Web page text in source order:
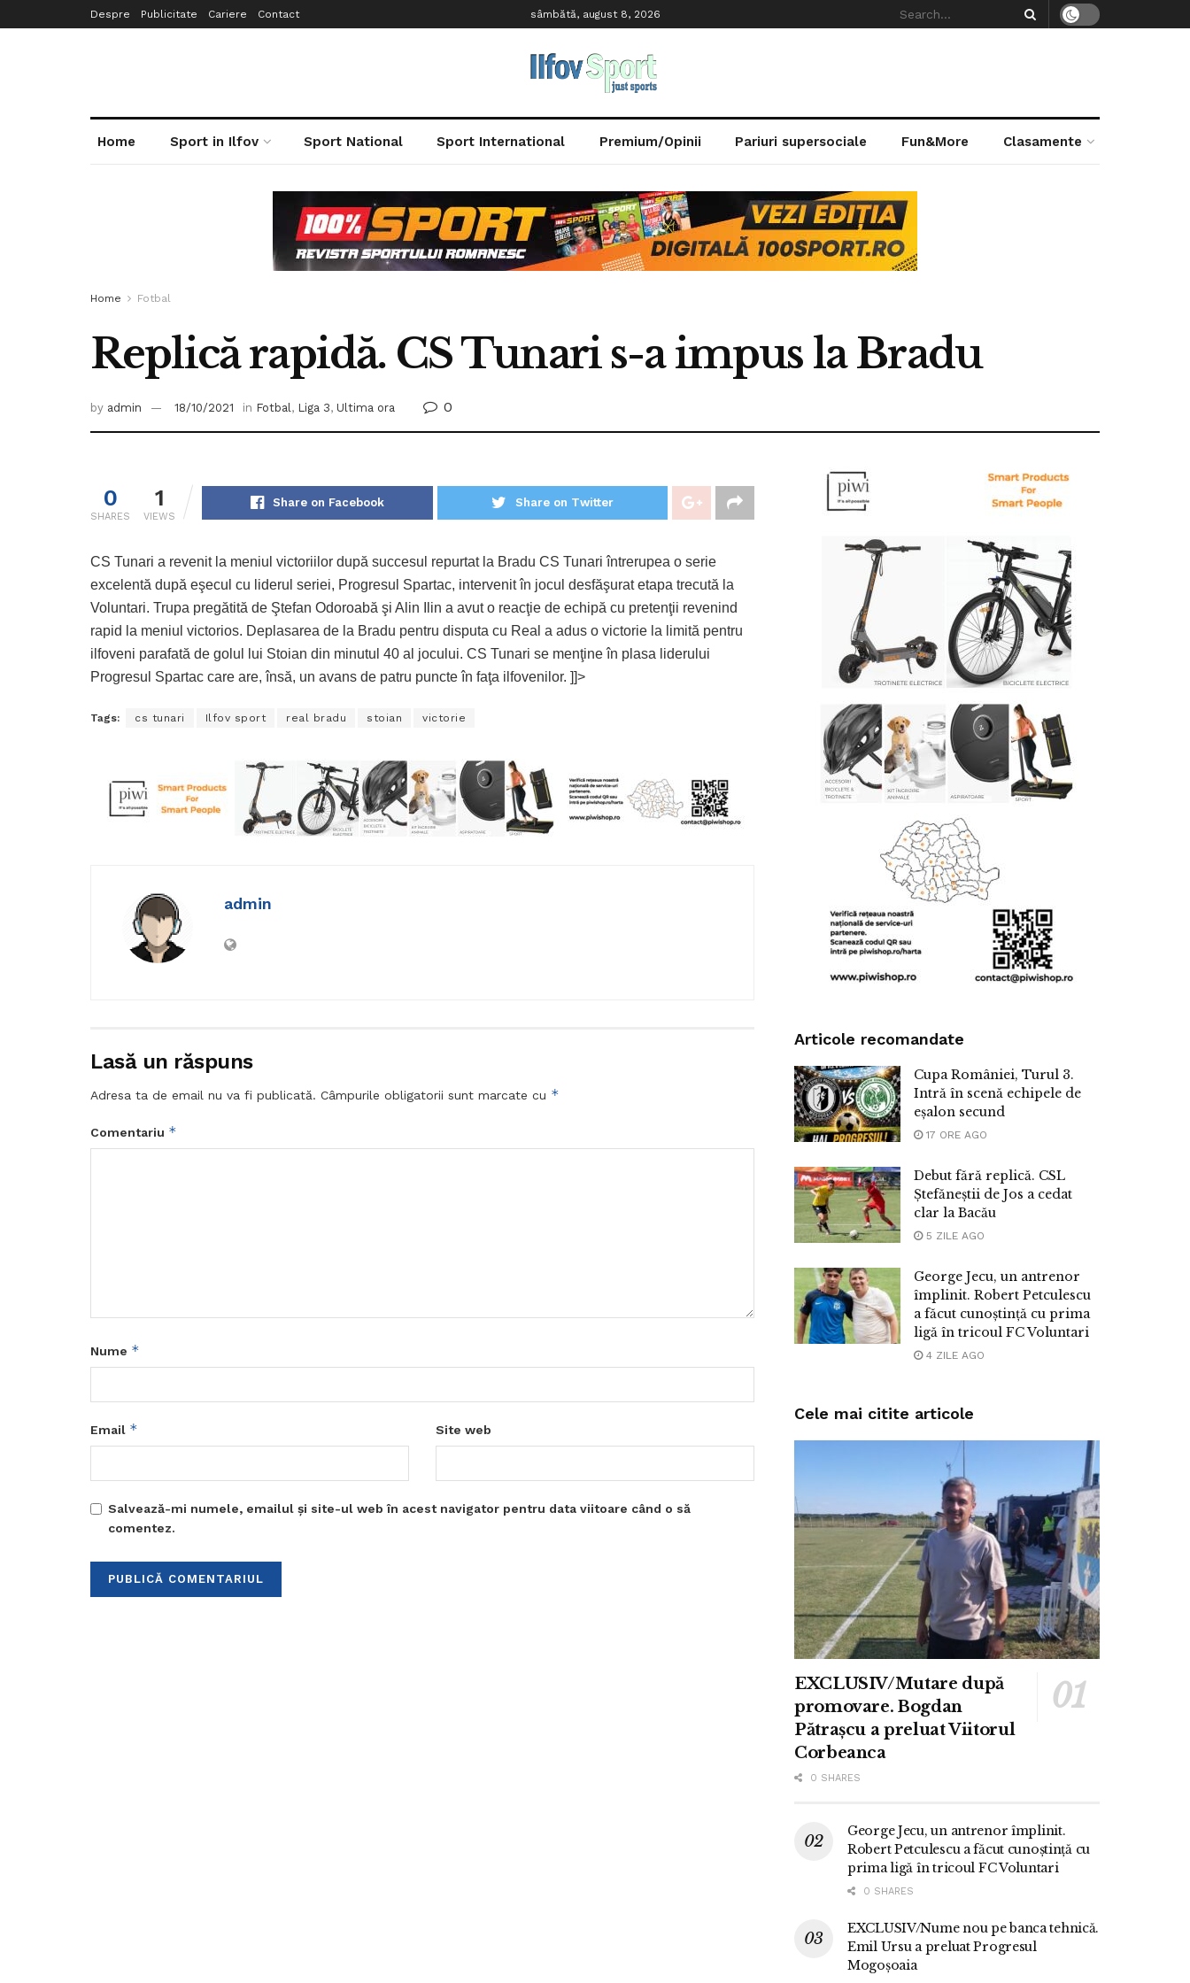
Despre Publicitate Cariere Contact sâmbătă, august 8, 2026
Home Sport in Ilfov Sport National Sport International Premium/Opinii Pariuri supersociale Fun&More Clasamente
Home Fotbal
Replică rapidă. CS Tunari s-a impus la Bradu
by admin 18/10/2021 in Fotbal, Liga 3, Ultima ora 0
0
SHARES
1
VIEWS
Share on Facebook Share on Twitter
CS Tunari a revenit la meniul victoriilor după succesul repurtat la Bradu CS Tunari întrerupea o serie
excelentă după eşecul cu liderul seriei, Progresul Spartac, intervenit în jocul desfăşurat etapa trecută la
Voluntari. Trupa pregătită de Ştefan Odoroabă şi Alin Ilin a avut o reacţie de echipă cu pretenţii revenind
rapid la meniul victorios. Deplasarea de la Bradu pentru disputa cu Real a adus o victorie la limită pentru
ilfoveni parafată de golul lui Stoian din minutul 40 al jocului. CS Tunari se menţine în plasa liderului
Progresul Spartac care are, însă, un avans de patru puncte în faţa ilfovenilor. ]]>
Tags: cs tunari Ilfov sport real bradu stoian victorie
admin
Lasă un răspuns
Adresa ta de email nu va fi publicată. Câmpurile obligatorii sunt marcate cu *
Comentariu *
Nume *
Email * Site web
Salvează-mi numele, emailul și site-ul web în acest navigator pentru data viitoare când o să
comentez.
Articole recomandate
Cupa României, Turul 3.
Intră în scenă echipele de
eșalon secund
17 ORE AGO
Debut fără replică. CSL
Ștefăneștii de Jos a cedat
clar la Bacău
5 ZILE AGO
George Jecu, un antrenor
împlinit. Robert Petculescu
a făcut cunoștință cu prima
ligă în tricoul FC Voluntari
4 ZILE AGO
Cele mai citite articole
EXCLUSIV/Mutare după
promovare. Bogdan
Pătrașcu a preluat Viitorul
Corbeanca
0 SHARES
George Jecu, un antrenor împlinit.
Robert Petculescu a făcut cunoștință cu
prima ligă în tricoul FC Voluntari
0 SHARES
EXCLUSIV/Nume nou pe banca tehnică.
Emil Ursu a preluat Progresul
Mogoșoaia